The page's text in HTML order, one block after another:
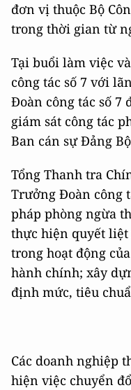
đơn vị thuộc Bộ
trong thời gian từ
Tại buổi làm việc
công tác số 7 với
Đoàn công tác số 7
giám sát công tác
Ban cán sự Đảng
Tổng Thanh tra
Trưởng Đoàn công
pháp phòng ngừa
thực hiện quyết
trong hoạt động
hành chính; xây
định mức, tiêu
Các doanh nghiệp
hiện việc chuyển